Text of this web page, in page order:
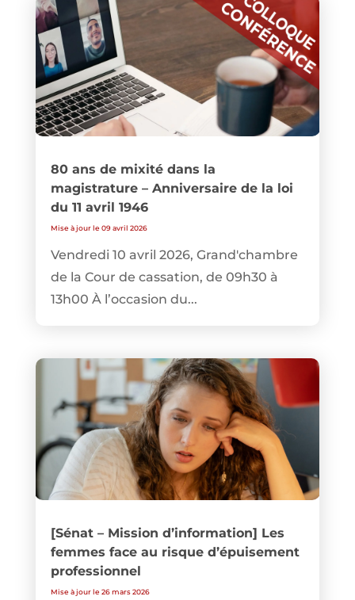
80 ans de mixité dans la
magistrature – Anniversaire de la loi
du 11 avril 1946
Mise à jour le 09 avril 2026
Vendredi 10 avril 2026, Grand'chambre
de la Cour de cassation, de 09h30 à
13h00 À l’occasion du...
[Sénat – Mission d’information] Les
femmes face au risque d’épuisement
professionnel
Mise à jour le 26 mars 2026